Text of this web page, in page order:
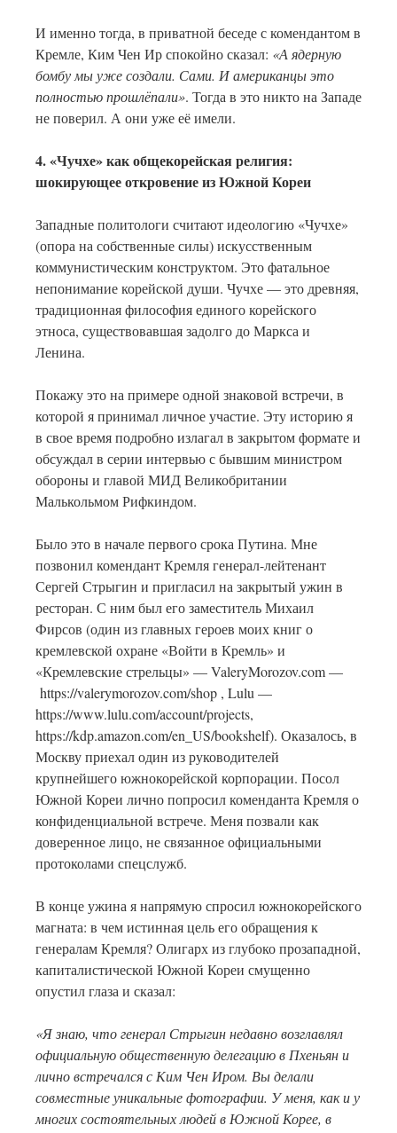
И именно тогда, в приватной беседе с комендантом в
Кремле, Ким Чен Ир спокойно сказал: «А ядерную
бомбу мы уже создали. Сами. И американцы это
полностью прошлёпали». Тогда в это никто на Западе
не поверил. А они уже её имели.
4. «Чучхе» как общекорейская религия:
шокирующее откровение из Южной Кореи
Западные политологи считают идеологию «Чучхе»
(опора на собственные силы) искусственным
коммунистическим конструктом. Это фатальное
непонимание корейской души. Чучхе — это древняя,
традиционная философия единого корейского
этноса, существовавшая задолго до Маркса и
Ленина.
Покажу это на примере одной знаковой встречи, в
которой я принимал личное участие. Эту историю я
в свое время подробно излагал в закрытом формате и
обсуждал в серии интервью с бывшим министром
обороны и главой МИД Великобритании
Малькольмом Рифкиндом.
Было это в начале первого срока Путина. Мне
позвонил комендант Кремля генерал-лейтенант
Сергей Стрыгин и пригласил на закрытый ужин в
ресторан. С ним был его заместитель Михаил
Фирсов (один из главных героев моих книг о
кремлевской охране «Войти в Кремль» и
«Кремлевские стрельцы» — ValeryMorozov.com —
https://valerymorozov.com/shop , Lulu —
https://www.lulu.com/account/projects,
https://kdp.amazon.com/en_US/bookshelf). Оказалось, в
Москву приехал один из руководителей
крупнейшего южнокорейской корпорации. Посол
Южной Кореи лично попросил коменданта Кремля о
конфиденциальной встрече. Меня позвали как
доверенное лицо, не связанное официальными
протоколами спецслужб.
В конце ужина я напрямую спросил южнокорейского
магната: в чем истинная цель его обращения к
генералам Кремля? Олигарх из глубоко прозападной,
капиталистической Южной Кореи смущенно
опустил глаза и сказал:
«Я знаю, что генерал Стрыгин недавно возглавлял
официальную общественную делегацию в Пхеньян и
лично встречался с Ким Чен Иром. Вы делали
совместные уникальные фотографии. У меня, как и у
многих состоятельных людей в Южной Корее, в